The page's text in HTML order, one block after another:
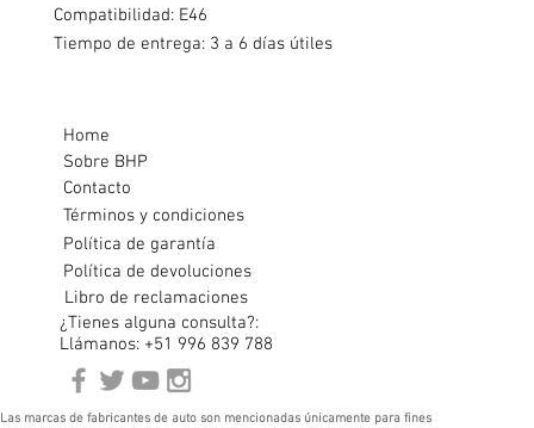
Compatibilidad: E46
Tiempo de entrega: 3 a 6 días útiles
Home
Sobre BHP
Contacto
Términos y condiciones
Política de garantía
Política de devoluciones
Libro de reclamaciones
¿Tienes alguna consulta?:
Llámanos: +51 996 839 788
Las marcas de fabricantes de auto son mencionadas únicamente para fines